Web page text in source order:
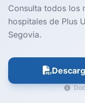
Consulta todos los
hospitales de Plus
Segovia.